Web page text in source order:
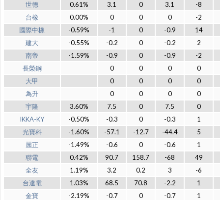
世德
0.61% 3.1 0 3.1
-8
台橡
0.00% 0 0 0
-2
國際中橡
-0.59% -1 0 -0.9
14
建大
-0.55% -0.2 0 -0.2
2
南帝
-1.59% -0.9 0 -0.9
-2
長榮鋼
0 0 0
0
大甲
0 0 0
0
為升
0 0 0
0
宇隆
3.60% 7.5 0 7.5
0
IKKA-KY
-0.50% -0.3 0 -0.3
1
光寶科
-1.60% -57.1 -12.7 -44.4
5
麗正
-1.49% -0.6 0 -0.6
1
聯電
0.42% 90.7 158.7 -68
49
全友
1.19% 3.2 0.2 3
-6
台達電
1.03% 68.5 70.8 -2.2
1
金寶
-2.19% -0.7 0 -0.7
1